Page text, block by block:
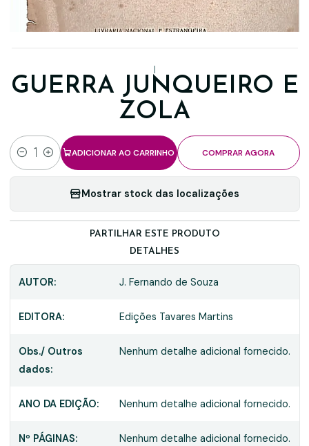
|
GUERRA JUNQUEIRO E
ZOLA
Quantidade
ADICIONAR AO CARRINHO COMPRAR AGORA
Mostrar stock das localizações
PARTILHAR ESTE PRODUTO
DETALHES
AUTOR: J. Fernando de Souza
EDITORA: Edições Tavares Martins
Obs./ Outros
dados:
Nenhum detalhe adicional fornecido.
ANO DA EDIÇÃO: Nenhum detalhe adicional fornecido.
Nº PÁGINAS: Nenhum detalhe adicional fornecido.